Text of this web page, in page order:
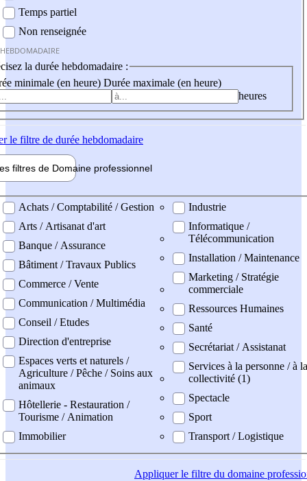
Temps partiel
Non renseignée
la durée hebdomadaire :
minimale (en heure) Durée maximale (en heure)
heures
le filtre de durée hebdomadaire
filtres de Domaine professionnel
professionel
Achats / Comptabilité / Gestion
Arts / Artisanat d'art
Banque / Assurance
Bâtiment / Travaux Publics
Commerce / Vente
Communication / Multimédia
Conseil / Etudes
Direction d'entreprise
Espaces verts et naturels /
Agriculture / Pêche / Soins aux
animaux
Hôtellerie - Restauration /
Tourisme / Animation
Immobilier
Industrie
Informatique /
Télécommunication
Installation / Maintenance
Marketing / Stratégie
commerciale
Ressources Humaines
Santé
Secrétariat / Assistanat
Services à la personne / à la
collectivité (1)
Spectacle
Sport
Transport / Logistique
Appliquerle filtre du domaine